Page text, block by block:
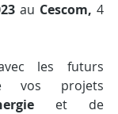
au Cescom, 4
les futurs